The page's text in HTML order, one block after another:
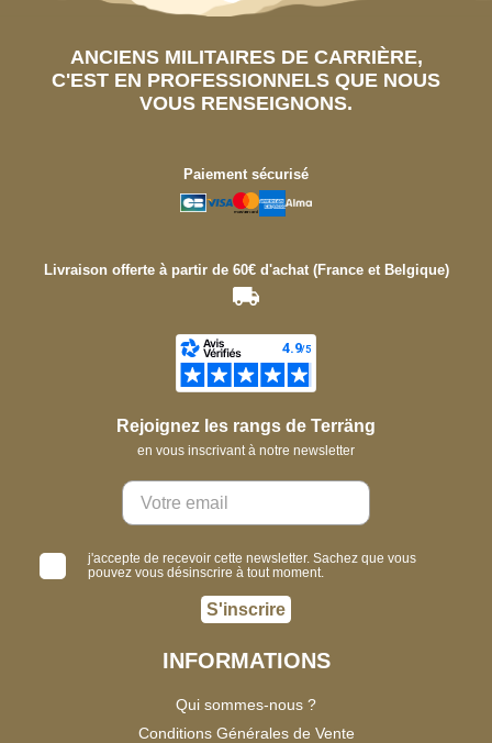
ANCIENS MILITAIRES DE CARRIÈRE,
C'EST EN PROFESSIONNELS QUE NOUS
VOUS RENSEIGNONS.
Paiement sécurisé
Livraison offerte à partir de 60€ d'achat (France et Belgique)
Rejoignez les rangs de Terräng
en vous inscrivant à notre newsletter
j'accepte de recevoir cette newsletter. Sachez que vous
pouvez vous désinscrire à tout moment.
S'inscrire
INFORMATIONS
Qui sommes-nous ?
Conditions Générales de Vente